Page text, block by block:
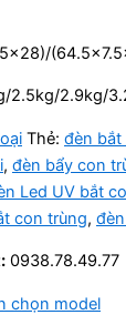
2.9kg/
Thẻ: đèn bắt
, đèn bẩy con
Led UV bắt
con trùng,
0938.78.49.77
chọn model